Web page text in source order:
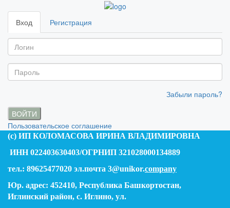
Вход Регистрация
Забыли пароль?
ВОЙТИ
Пользовательское соглашение
(c) ИП КОЛОМАСОВА ИРИНА ВЛАДИМИРОВНА
ИНН 022403630403/ОГРНИП 321028000134889
тел.: 89625477020 эл.почта 3@unikor.company
Юр. адрес: 452410, Республика Башкортостан,
Иглинский район, с. Иглино, ул.